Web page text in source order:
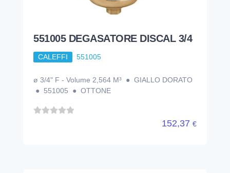
551005 DEGASATORE DISCAL 3/4
CALEFFI 551005
ø 3/4" F - Volume 2,564 M³ ● GIALLO DORATO
● 551005 ● OTTONE
152,37 €